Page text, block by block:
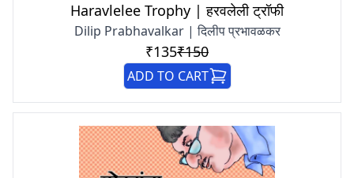
Haravlelee Trophy | हरवलेली ट्रॉफी
Dilip Prabhavalkar | दिलीप प्रभावळकर
₹135₹150
ADD TO CART